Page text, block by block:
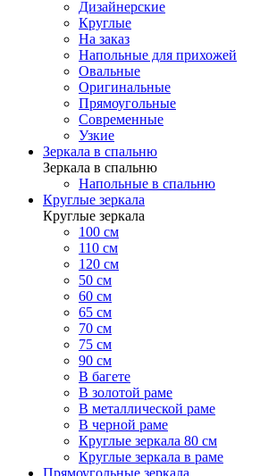
Дизайнерские
Круглые
На заказ
Напольные для прихожей
Овальные
Оригинальные
Прямоугольные
Современные
Узкие
Зеркала в спальню
Зеркала в спальню
Напольные в спальню
Круглые зеркала
Круглые зеркала
100 см
110 см
120 см
50 см
60 см
65 см
70 см
75 см
90 см
В багете
В золотой раме
В металлической раме
В черной раме
Круглые зеркала 80 см
Круглые зеркала в раме
Прямоугольные зеркала